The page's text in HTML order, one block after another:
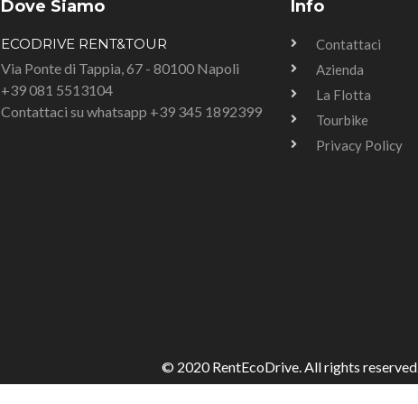
Dove Siamo
ECODRIVE RENT&TOUR
Via Ponte di Tappia, 67 - 80100 Napoli
+39 081 5513104
Contattaci su whatsapp +39 345 1892399
Info
Contattaci
Azienda
La Flotta
Tourbike
Privacy Policy
© 2020 RentEcoDrive. All rights reserved.